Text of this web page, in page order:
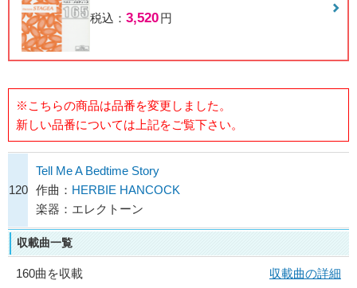
税込： 3,520円
※こちらの商品は品番を変更しました。
新しい品番については上記をご覧下さい。
120
Tell Me A Bedtime Story
作曲： HERBIE HANCOCK
楽器：エレクトーン
収載曲一覧
160曲を収載
収載曲の詳細